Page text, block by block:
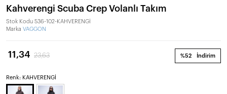
Kahverengi Scuba Crep Volanlı Takım
Stok Kodu 536-102-KAHVERENGİ
Marka VAGGON
%52 İndirim
11,34 23,63
Renk: KAHVERENGİ